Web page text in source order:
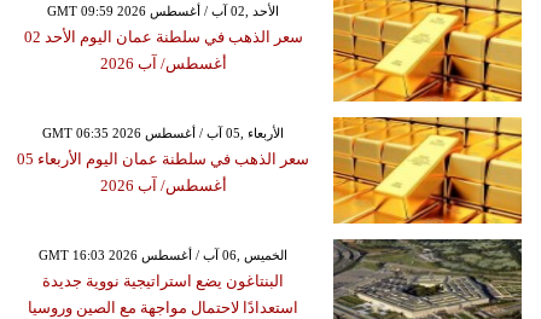
GMT 09:59 2026 الأحد ,02 آب / أغسطس
سعر الذهب في سلطنة عمان اليوم الأحد 02
أغسطس/ آب 2026
GMT 06:35 2026 الأربعاء ,05 آب / أغسطس
سعر الذهب في سلطنة عمان اليوم الأربعاء 05
أغسطس/ آب 2026
GMT 16:03 2026 الخميس ,06 آب / أغسطس
البنتاغون يضع استراتيجية نووية جديدة
استعدادًا لاحتمال مواجهة مع الصين وروسيا